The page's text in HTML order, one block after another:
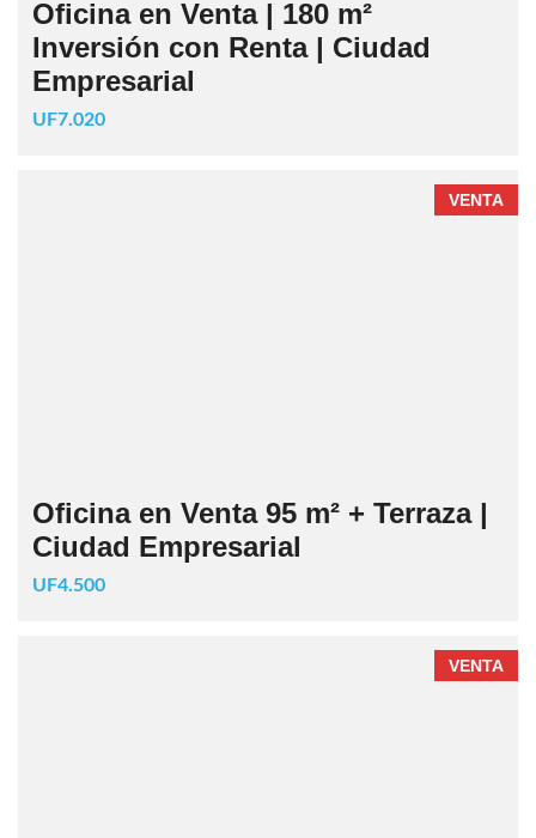
Oficina en Venta | 180 m²
Inversión con Renta | Ciudad
Empresarial
UF7.020
VENTA
Oficina en Venta 95 m² + Terraza |
Ciudad Empresarial
UF4.500
VENTA